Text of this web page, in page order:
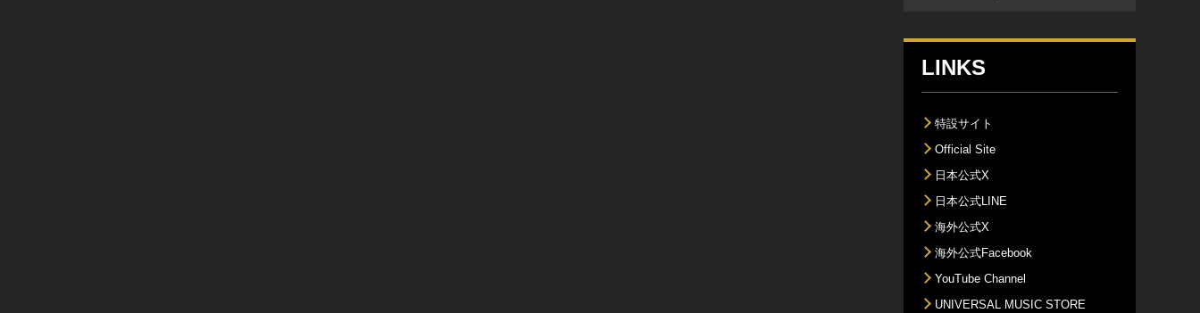
LINKS
特設サイト
Official Site
日本公式X
日本公式LINE
海外公式X
海外公式Facebook
YouTube Channel
UNIVERSAL MUSIC STORE